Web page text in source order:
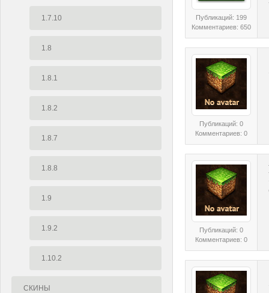
1.7.10
1.8
1.8.1
1.8.2
1.8.7
1.8.8
1.9
1.9.2
1.10.2
СКИНЫ
Публикаций: 199
Комментариев: 650
Публикаций: 0
Комментариев: 0
Публикаций: 0
Комментариев: 0